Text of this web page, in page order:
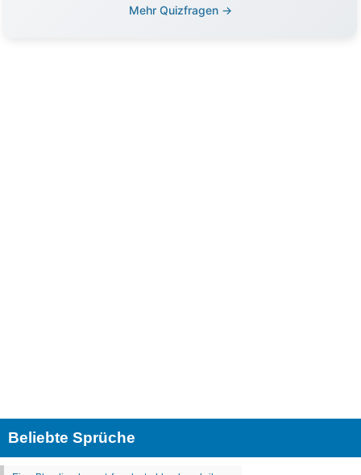
Mehr Quizfragen →
Beliebte Sprüche